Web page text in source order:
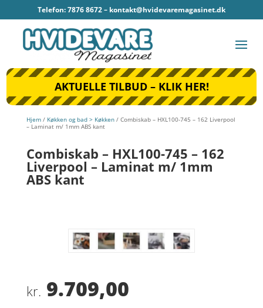
Telefon: 7876 8672 – kontakt@hvidevaremagasinet.dk
AKTUELLE TILBUD – KLIK HER!
Hjem/ Køkken og bad > Køkken/ Combiskab – HXL100-745 – 162 Liverpool
– Laminat m/ 1mm ABS kant
Combiskab – HXL100-745 – 162
Liverpool – Laminat m/ 1mm
ABS kant
kr. 9.709,00